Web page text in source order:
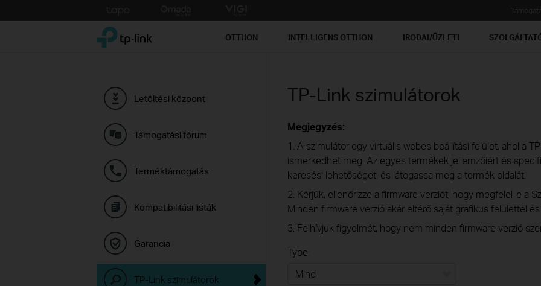
to
TP-Link, Reliably Smart OTTHON INTELLIGENS OTTHON IRODAI/ÜZLETI
Letöltési központ
Támogatási fórum
Terméktámogatás
Kompatibilitási listák
Garancia
TP-Link szimulátorok
TP-Link szimulátorok
Megjegyzés:
1. A szimulátor egy virtuális webes beállítási felület, ahol a
ismerkedhet meg. Az egyes termékek jellemzőiért és
keresési lehetőséget, és látogassa meg a termék oldalát.
2. Kérjük, ellenőrizze a firmware verziót, hogy megfelel-e a
Minden firmware verzió akár eltérő saját grafikus felülettel
3. Felhívjuk figyelmét, hogy nem minden firmware verzió
Type: